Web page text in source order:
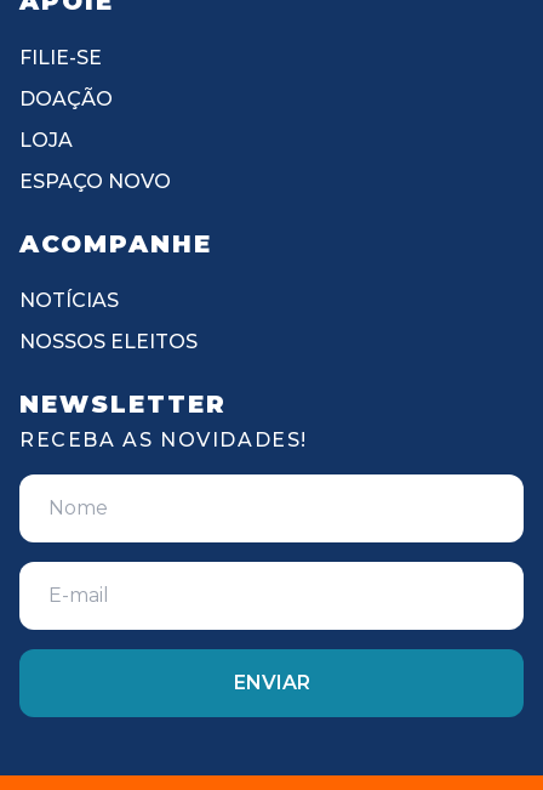
FILIE-SE
DOAÇÃO
LOJA
ESPAÇO NOVO
ACOMPANHE
NOTÍCIAS
NOSSOS ELEITOS
NEWSLETTER
RECEBA AS NOVIDADES!